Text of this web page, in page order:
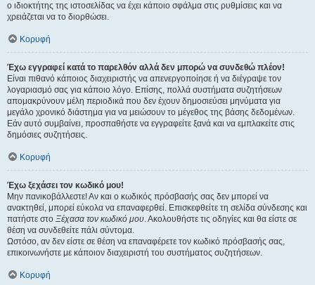
ο ιδιοκτήτης της ιστοσελίδας να έχει κάποιο σφάλμα στις ρυθμίσεις και να
χρειάζεται να το διορθώσει.
Κορυφή
Έχω εγγραφεί κατά το παρελθόν αλλά δεν μπορώ να συνδεθώ πλέον!
Είναι πιθανό κάποιος διαχειριστής να απενεργοποίησε ή να διέγραψε τον
λογαριασμό σας για κάποιο λόγο. Επίσης, πολλά συστήματα συζητήσεων
απομακρύνουν μέλη περιοδικά που δεν έχουν δημοσιεύσει μηνύματα για
μεγάλο χρονικό διάστημα για να μειώσουν το μέγεθος της βάσης δεδομένων.
Εάν αυτό συμβαίνει, προσπαθήστε να εγγραφείτε ξανά και να εμπλακείτε στις
δημόσιες συζητήσεις.
Κορυφή
Έχω ξεχάσει τον κωδικό μου!
Μην πανικοβάλλεστε! Αν και ο κωδικός πρόσβασής σας δεν μπορεί να
ανακτηθεί, μπορεί εύκολα να επαναφερθεί. Επισκεφθείτε τη σελίδα σύνδεσης και
πατήστε στο Ξέχασα τον κωδικό μου. Ακολουθήστε τις οδηγίες και θα είστε σε
θέση να συνδεθείτε πάλι σύντομα.
Ωστόσο, αν δεν είστε σε θέση να επαναφέρετε τον κωδικό πρόσβασής σας,
επικοινωνήστε με κάποιον διαχειριστή του συστήματος συζητήσεων.
Κορυφή